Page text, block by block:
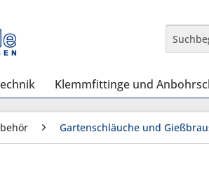
Klemmfittinge und
Gartenschläuche und